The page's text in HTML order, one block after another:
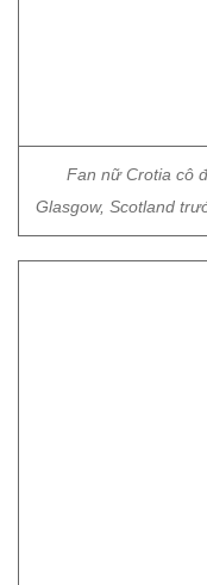
Fan nữ Crotia cô
Glasgow, Scotland